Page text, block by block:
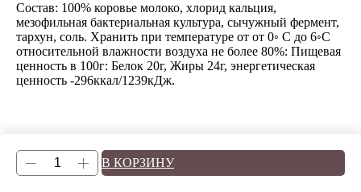
В КОРЗИНУ
Состав: 100% коровье молоко, хлорид кальция,
мезофильная бактериальная культура, сычужный фермент,
тархун, соль. Хранить при температуре от от 0◦ C до 6◦C
относительной влажности воздуха не более 80%: Пищевая
ценность в 100г: Белок 20г, Жиры 24г, энергетическая
ценность -296ккал/1239кДж.